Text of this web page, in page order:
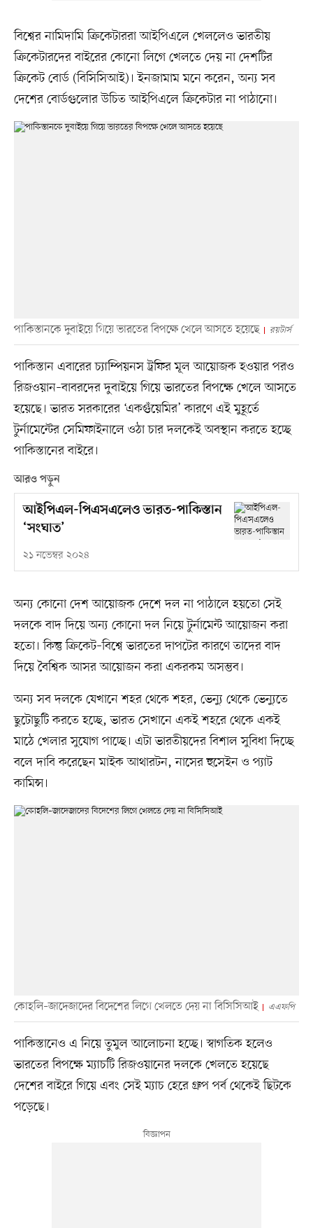
বিশ্বের নামিদামি ক্রিকেটাররা আইপিএলে খেললেও ভারতীয়
ক্রিকেটারদের বাইরের কোনো লিগে খেলতে দেয় না দেশটির
ক্রিকেট বোর্ড (বিসিসিআই)। ইনজামাম মনে করেন, অন্য সব
দেশের বোর্ডগুলোর উচিত আইপিএলে ক্রিকেটার না পাঠানো।
পাকিস্তানকে দুবাইয়ে গিয়ে ভারতের বিপক্ষে খেলে আসতে হয়েছে রয়টার্স
পাকিস্তান এবারের চ্যাম্পিয়নস ট্রফির মূল আয়োজক হওয়ার পরও
রিজওয়ান–বাবরদের দুবাইয়ে গিয়ে ভারতের বিপক্ষে খেলে আসতে
হয়েছে। ভারত সরকারের ‘একগুঁয়েমির’ কারণে এই মুহূর্তে
টুর্নামেন্টের সেমিফাইনালে ওঠা চার দলকেই অবস্থান করতে হচ্ছে
পাকিস্তানের বাইরে।
আরও পড়ুন
আইপিএল-পিএসএলেও ভারত-পাকিস্তান
‘সংঘাত’
২১ নভেম্বর ২০২৪
অন্য কোনো দেশ আয়োজক দেশে দল না পাঠালে হয়তো সেই
দলকে বাদ দিয়ে অন্য কোনো দল নিয়ে টুর্নামেন্ট আয়োজন করা
হতো। কিন্তু ক্রিকেট–বিশ্বে ভারতের দাপটের কারণে তাদের বাদ
দিয়ে বৈশ্বিক আসর আয়োজন করা একরকম অসম্ভব।
অন্য সব দলকে যেখানে শহর থেকে শহর, ভেন্যু থেকে ভেন্যুতে
ছুটোছুটি করতে হচ্ছে, ভারত সেখানে একই শহরে থেকে একই
মাঠে খেলার সুযোগ পাচ্ছে। এটা ভারতীয়দের বিশাল সুবিধা দিচ্ছে
বলে দাবি করেছেন মাইক আথারটন, নাসের হুসেইন ও প্যাট
কামিন্স।
কোহলি–জাদেজাদের বিদেশের লিগে খেলতে দেয় না বিসিসিআই এএফপি
পাকিস্তানেও এ নিয়ে তুমুল আলোচনা হচ্ছে। স্বাগতিক হলেও
ভারতের বিপক্ষে ম্যাচটি রিজওয়ানের দলকে খেলতে হয়েছে
দেশের বাইরে গিয়ে এবং সেই ম্যাচ হেরে গ্রুপ পর্ব থেকেই ছিটকে
পড়েছে।